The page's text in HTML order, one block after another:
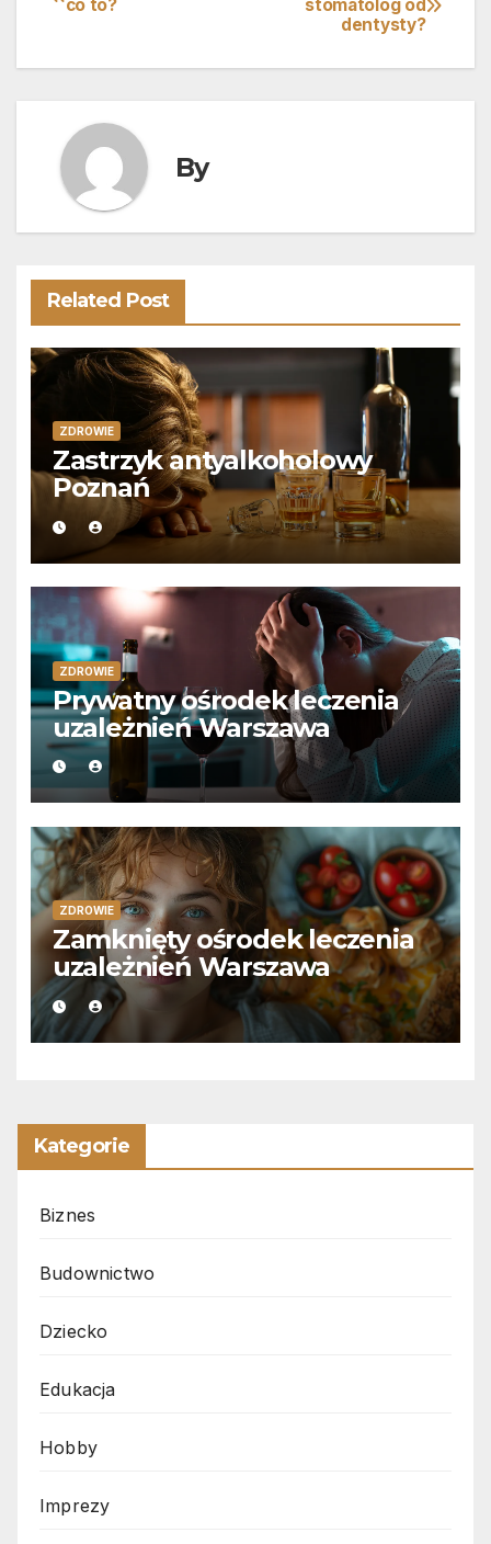
stomatolog od
dentysty?
co to?
By
Related Post
ZDROWIE
Zastrzyk antyalkoholowy
Poznań
ZDROWIE
Prywatny ośrodek leczenia
uzależnień Warszawa
ZDROWIE
Zamknięty ośrodek leczenia
uzależnień Warszawa
Kategorie
Biznes
Budownictwo
Dziecko
Edukacja
Hobby
Imprezy